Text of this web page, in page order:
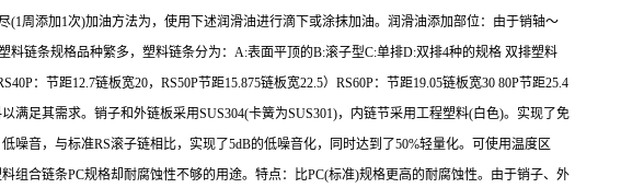
周添加1次)加油方法为，使用下述润滑油进行滴下或涂抹加油。润滑油添加部位：由于销轴～
链条规格品种繁多，塑料链条分为：A:表面平顶的B:滚子型C:单排D:双排4种的规格 双排塑料
：节距12.7链板宽20，RS50P节距15.875链板宽22.5）RS60P：节距19.05链板宽30 80P节距25.4
足其需求。销子和外链板采用SUS304(卡簧为SUS301)，内链节采用工程塑料(白色)。实现了免
音，与标准RS滚子链相比，实现了5dB的低噪音化，同时达到了50%轻量化。可使用温度区
合链条PC规格却耐腐蚀性不够的用途。特点：比PC(标准)规格更高的耐腐蚀性。由于销子、外